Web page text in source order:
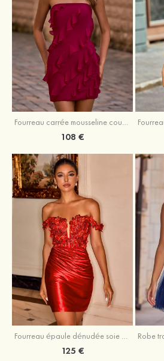
Fourreau carrée mousseline courte/mini robe de fête de la rentré avec volants
108 €
Fourreau épaule dénudée soie comme du satin courte/mini robe de fête de la rentrée
125 €